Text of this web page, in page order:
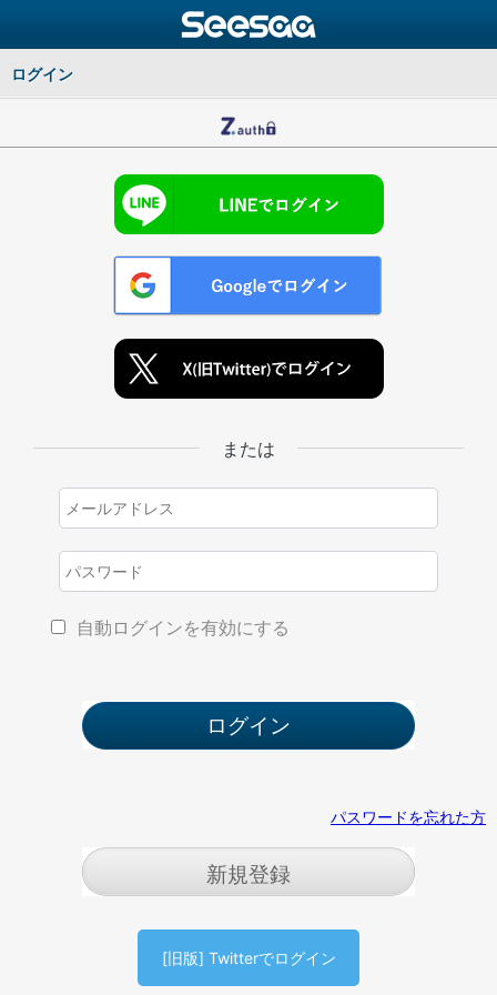
ログイン
または
自動ログインを有効にする
パスワードを忘れた方
新規登録
[旧版] Twitterでログイン